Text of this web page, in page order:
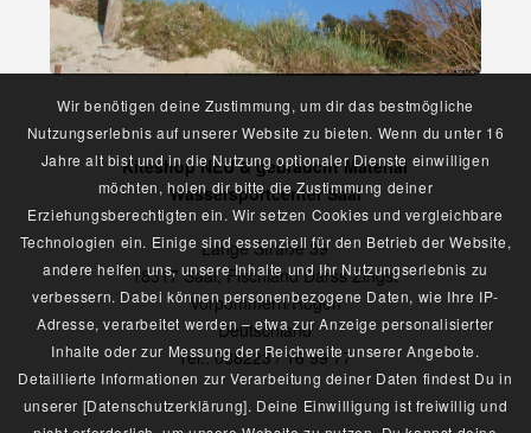
Kiteshop NEU & gebraucht Material
Wassersportcenter Saal
Lange Straße 39
18317 Saal, Fischland Darss Zingst
Vorpommern/Rügen
Deutschland
Tel.: 038223 / 16 99 77
Wir benötigen deine Zustimmung, um dir das bestmögliche
Nutzungserlebnis auf unserer Website zu bieten. Wenn du unter 16
Jahre alt bist und in die Nutzung optionaler Dienste einwilligen
möchten, holen dir bitte die Zustimmung deiner
Erziehungsberechtigten ein. Wir setzen Cookies und vergleichbare
Technologien ein. Einige sind essenziell für den Betrieb der Website,
andere helfen uns, unsere Inhalte und Ihr Nutzungserlebnis zu
verbessern. Dabei können personenbezogene Daten, wie Ihre IP-
Adresse, verarbeitet werden – etwa zur Anzeige personalisierter
Inhalte oder zur Messung der Reichweite unserer Angebote.
Detaillierte Informationen zur Verarbeitung deiner Daten findest Du in
unserer [Datenschutzerklärung]. Deine Einwilligung ist freiwillig und